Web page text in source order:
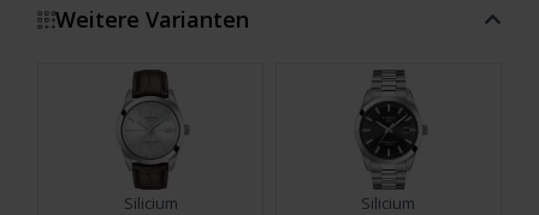
Weitere Varianten
Silicium Silicium